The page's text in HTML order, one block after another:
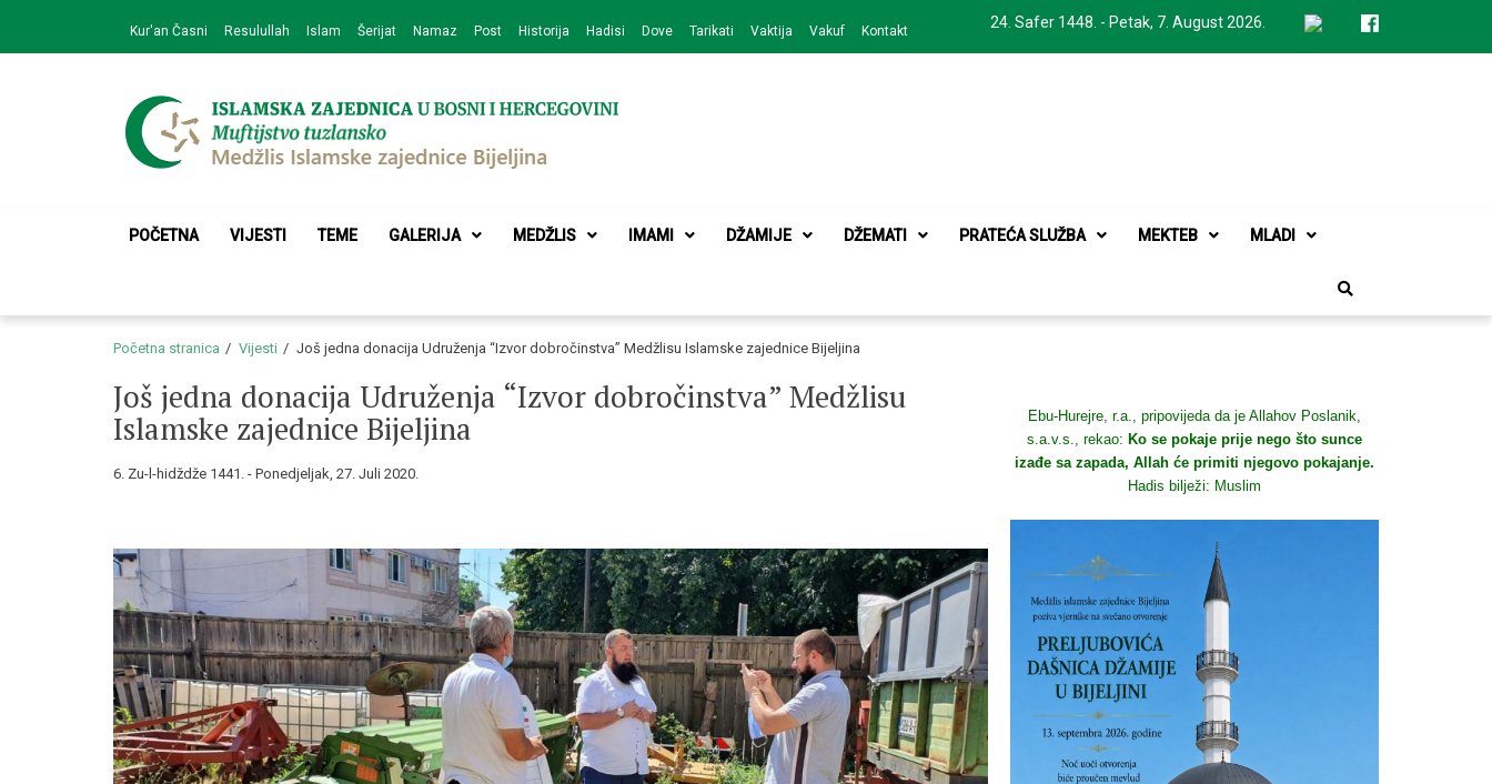
navigation
content
24. Safer 1448. - Petak, 7. August 2026.
Kur'an Časni Resulullah Islam Šerijat Namaz Post Historija Hadisi Dove Tarikati Vaktija Vakuf Kontakt
Medžlis Islamske zajednice Bijeljina
POČETNA VIJESTI TEME GALERIJA MEDŽLIS IMAMI DŽAMIJE DŽEMATI PRATEĆA SLUŽBA MEKTEB MLADI
Početna stranica Vijesti Još jedna donacija Udruženja “Izvor dobročinstva” Medžlisu Islamske zajednice Bijeljina
Još jedna donacija Udruženja “Izvor dobročinstva” Medžlisu
Islamske zajednice Bijeljina
6. Zu-l-hidždže 1441. - Ponedjeljak, 27. Juli 2020.
Ebu-Hurejre, r.a., pripovijeda da je Allahov Poslanik,
s.a.v.s., rekao: Ko se pokaje prije nego što sunce
izađe sa zapada, Allah će primiti njegovo pokajanje.
Hadis bilježi: Muslim